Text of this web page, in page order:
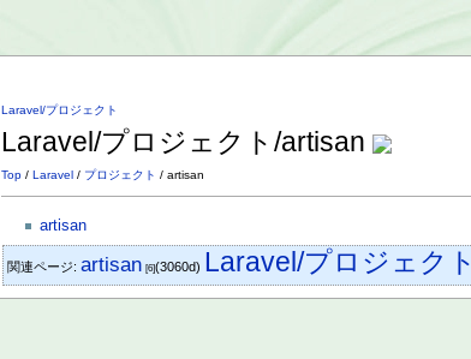
Laravel/プロジェクト
Laravel/プロジェクト/artisan
Top /Laravel / プロジェクト / artisan
artisan
関連ページ:artisan [6](3060d) Laravel/プロジェクト